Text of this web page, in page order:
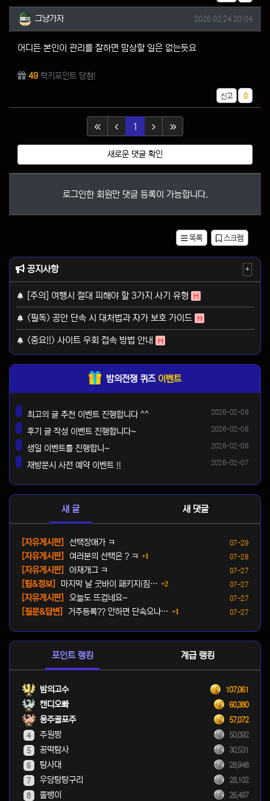
그냥가자님의 댓글
그냥가자 작성일
2026.02.24 20:04
어디든 본인이 관리를 잘하면 맘상할 일은 없는듯요
49 럭키포인트 당첨!
신고 추천
0
1 (current)
새로운 댓글 확인
로그인한 회원만 댓글 등록이 가능합니다.
목록 스크랩
공지사항 +
[주의] 여행시 절대 피해야 할 3가지 사기 유형 H
<필독> 공안 단속 시 대처법과 자가 보호 가이드 H
<중요!!> 사이트 우회 접속 방법 안내 H
밤의전쟁 퀴즈 이벤트
등록일
2026-02-08
최고의 글 추천 이벤트 진행합니다 ^^
등록일
2026-02-08
후기 글 작성 이벤트 진행합니다~
등록일
2026-02-08
생일 이벤트를 진행합니~
등록일
2026-02-07
재방문시 사전 예약 이벤트 !!
새 글 새 댓글
등록일
07-29
[자유게시판]
선택장애가 ㅋ
등록일
07-28
[자유게시판] 여러분의 선택은 ? ㅋ 1
등록일
07-27
[자유게시판]
아재개그 ㅋ
등록일
07-27
[팁&정보] 마지막 날 굿바이 패키지(짐… 2댓글
등록일
07-27
[자유게시판]
오늘도 뜨겁네요~
등록일
07-27
[질문&답변] 거주등록?? 안하면 단속오나… 1
포인트 랭킹 계급 랭킹
밤의고수 107,061
캔디오빠 60,380
용주골포주 57,072
4 주원짱 50,092
5 꽁떡탐사 30,531
6 탐사대 28,948
7 우당탕탕구리 28,102
8 똘뱅이 26,497